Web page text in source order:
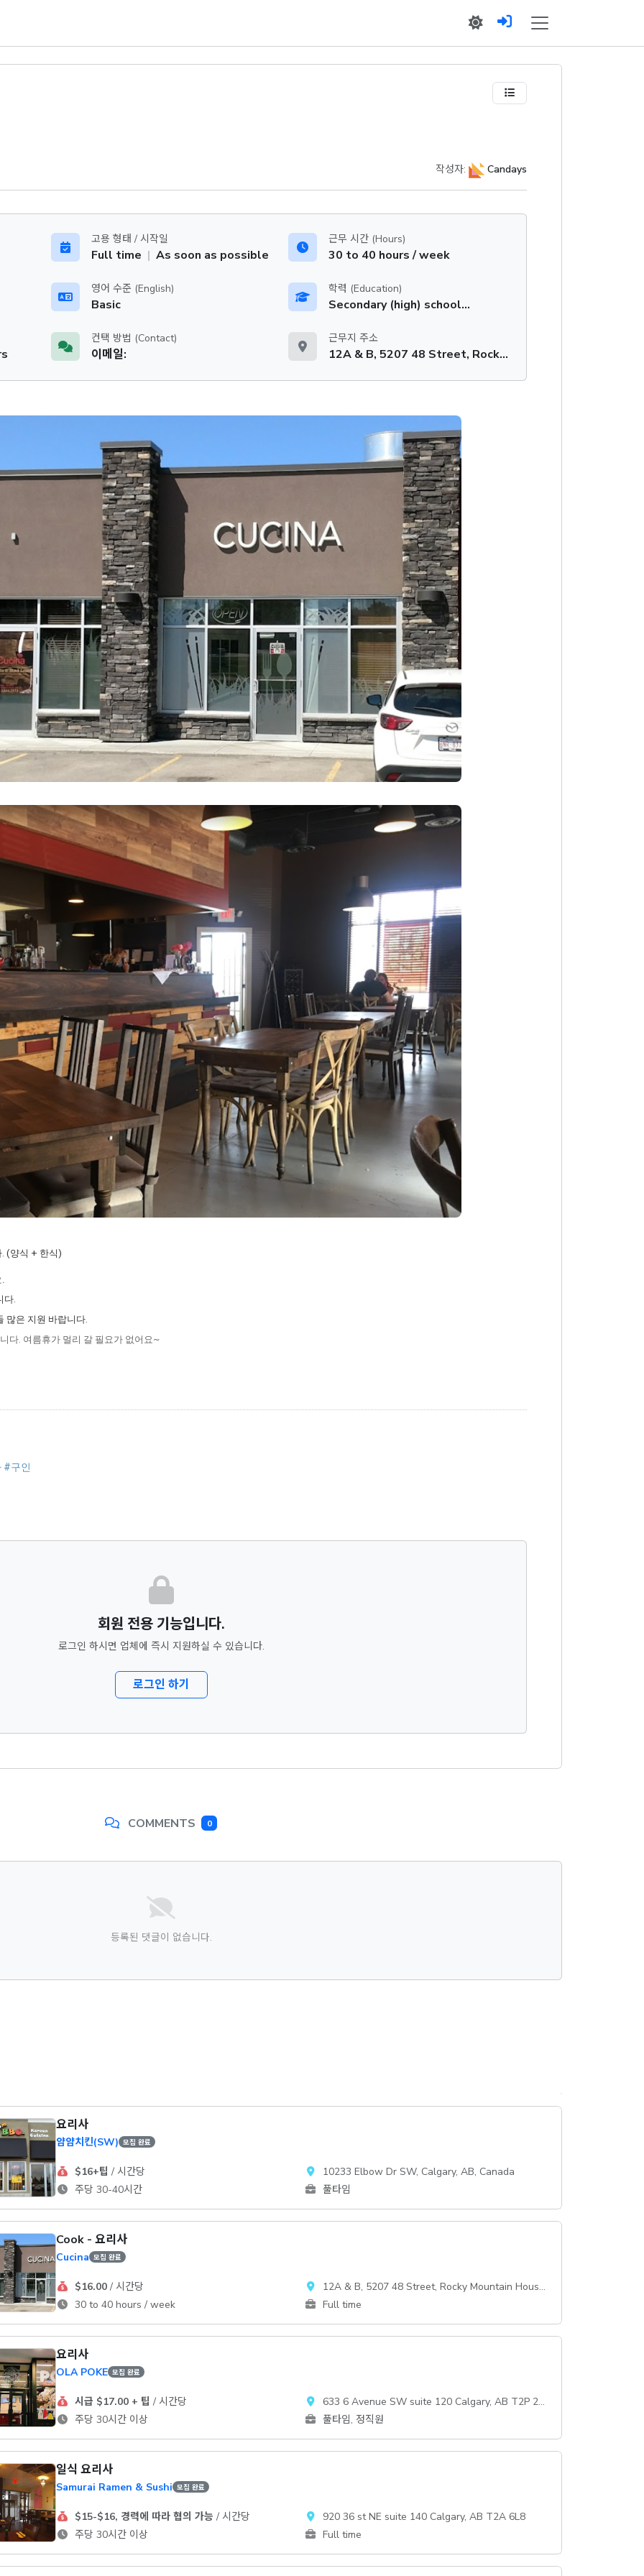
작성자: Candays
고용 형태 / 시작일
Full time | As soon as possible
근무 시간 (Hours)
30 to 40 hours / week
영어 수준 (English)
Basic
학력 (Education)
Secondary (high) school graduation certificate
컨택 방법 (Contact)
이메일:
근무지 주소
12A & B, 5207 48 Street, Rocky Mountain House, AB T4T 1A9
(양식 + 한식)
다.
많은 지원 바랍니다.
다. 여름휴가 멀리 갈 필요가 없어요~
#구인
회원 전용 기능입니다.
로그인 하시면 업체에 즉시 지원하실 수 있습니다.
로그인 하기
COMMENTS 0
등록된 댓글이 없습니다.
요리사
얌얌치킨(SW) 모집 완료
$16+팁 / 시간당
10233 Elbow Dr SW, Calgary, AB, Canada
주당 30-40시간
풀타임
Cook - 요리사
Cucina 모집 완료
$16.00/ 시간당
12A & B, 5207 48 Street, Rocky Mountain House, AB T4T 1A9
30 to 40 hours / week
Full time
요리사
OLA POKE 모집 완료
시급 $17.00 + 팁 / 시간당
633 6 Avenue SW suite 120 Calgary, AB T2P 2Y5
주당 30시간 이상
풀타임, 정직원
일식 요리사
Samurai Ramen & Sushi 모집 완료
$15-$16, 경력에 따라 협의 가능 / 시간당
920 36 st NE suite 140 Calgary, AB T2A 6L8
주당 30시간 이상
Full time